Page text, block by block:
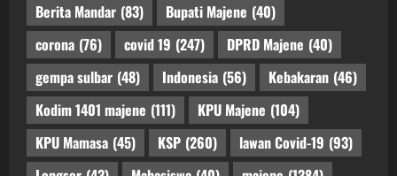
Berita Mandar (83) Bupati Majene (40)
corona (76) covid 19 (247) DPRD Majene (40)
gempa sulbar (48) Indonesia (56) Kebakaran (46)
Kodim 1401 majene (111) KPU Majene (104)
KPU Mamasa (45) KSP (260) lawan Covid-19 (93)